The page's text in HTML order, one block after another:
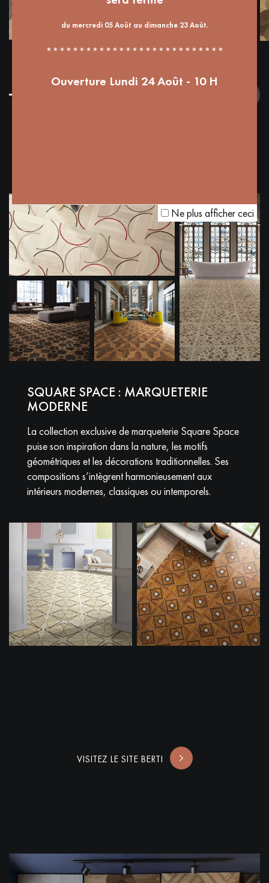
SQUARE SPACE : MARQUETERIE
MODERNE
La collection exclusive de marqueterie Square Space
puise son inspiration dans la nature, les motifs
géométriques et les décorations traditionnelles. Ses
compositions s’intègrent harmonieusement aux
intérieurs modernes, classiques ou intemporels.
VISITEZ LE SITE BERTI
du mercredi 05 Août au dimanche 23 Août.
***************************
Ouverture Lundi 24 Août - 10 H
Ne plus afficher ceci